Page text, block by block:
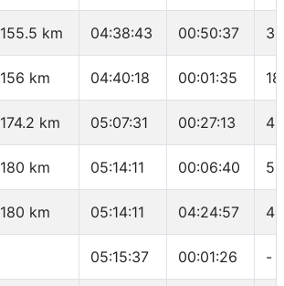
155.5 km 04:38:43 00:50:37
156 km 04:40:18 00:01:35
174.2 km 05:07:31 00:27:13
180 km 05:14:11 00:06:40
180 km 05:14:11 04:24:57
05:15:37 00:01:26 -